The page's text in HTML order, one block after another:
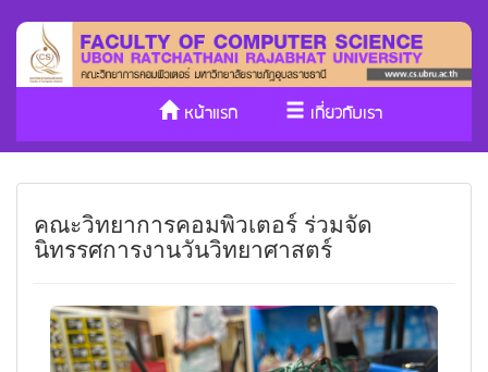
หน้าแรก
เกี่ยวกับเรา
ประกันคุณภาพ
วารสาร Cs
คณะวิทยาการคอมพิวเตอร์ ร่วมจัด
นิทรรศการงานวันวิทยาศาสตร์